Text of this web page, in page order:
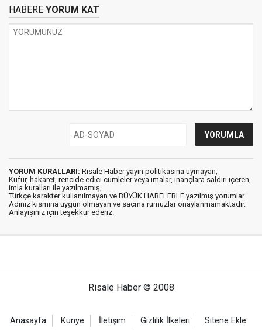
HABERE YORUM KAT
YORUM KURALLARI: Risale Haber yayın politikasına uymayan;
Küfür, hakaret, rencide edici cümleler veya imalar, inançlara saldırı içeren,
imla kuralları ile yazılmamış,
Türkçe karakter kullanılmayan ve BÜYÜK HARFLERLE yazılmış yorumlar
Adınız kısmına uygun olmayan ve saçma rumuzlar onaylanmamaktadır.
Anlayışınız için teşekkür ederiz.
Risale Haber © 2008
Anasayfa Künye İletişim Gizlilik İlkeleri Sitene Ekle